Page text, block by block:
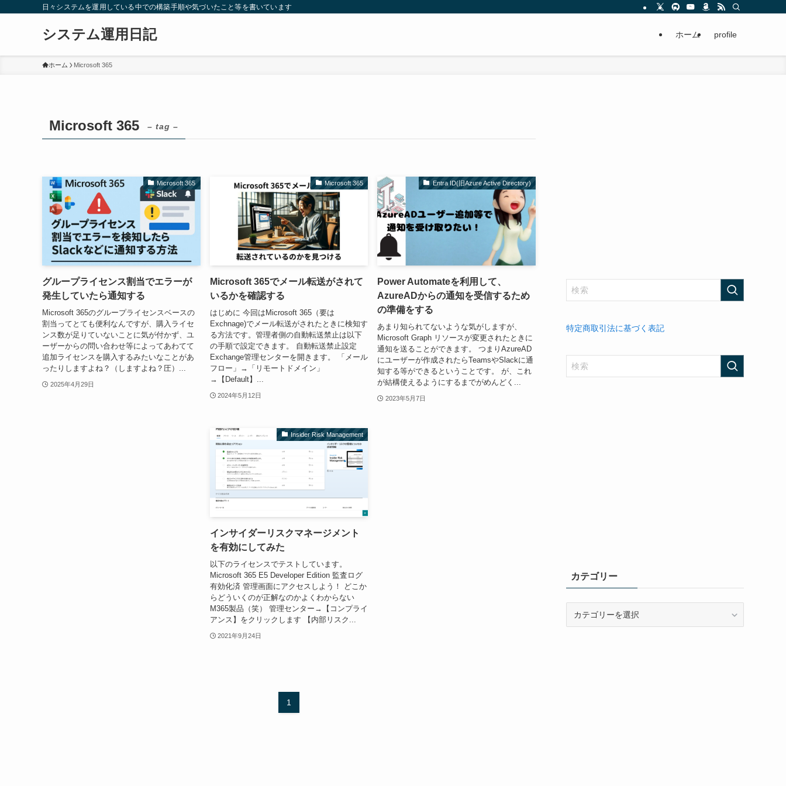
日々システムを運用している中での構築手順や気づいたこと等を書いています
システム運用日記 ホーム profile
ホーム Microsoft 365
Microsoft 365 – tag –
Microsoft 365
グループライセンス割当でエラーが
発生していたら通知する
Microsoft 365のグループライセンスベースの
割当ってとても便利なんですが、購入ライセ
ンス数が足りていないことに気が付かず、ユ
ーザーからの問い合わせ等によってあわてて
追加ライセンスを購入するみたいなことがあ
ったりしますよね？（しますよね？圧）...
2025年4月29日
Microsoft 365
Microsoft 365でメール転送がされて
いるかを確認する
はじめに 今回はMicrosoft 365（要は
Exchnage)でメール転送がされたときに検知す
る方法です。管理者側の自動転送禁止は以下
の手順で設定できます。 自動転送禁止設定
Exchange管理センターを開きます。 「メール
フロー」→「リモートドメイン」
→【Default】...
2024年5月12日
Entra ID(旧Azure Active Directory)
Power Automateを利用して、
AzureADからの通知を受信するため
の準備をする
あまり知られてないような気がしますが、
Microsoft Graph リソースが変更されたときに
通知を送ることができます。 つまりAzureAD
にユーザーが作成されたらTeamsやSlackに通
知する等ができるということです。 が、これ
が結構使えるようにするまでがめんどく...
2023年5月7日
Insider Risk Management
インサイダーリスクマネージメント
を有効にしてみた
以下のライセンスでテストしています。
Microsoft 365 E5 Developer Edition 監査ログ
有効化済 管理画面にアクセスしよう！ どこか
らどういくのが正解なのかよくわからない
M365製品（笑） 管理センター→【コンプライ
アンス】をクリックします 【内部リスク...
2021年9月24日
1
特定商取引法に基づく表記
カテゴリー